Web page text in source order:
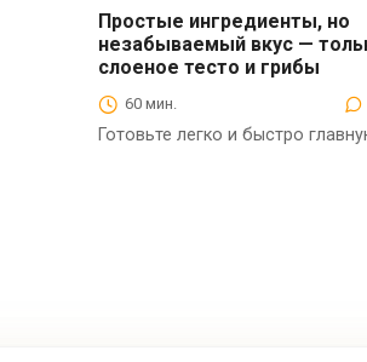
Выпечка
Простые ингредиенты, но
незабываемый вкус —
слоеное тесто и грибы
60 мин.
Готовьте легко и быстро